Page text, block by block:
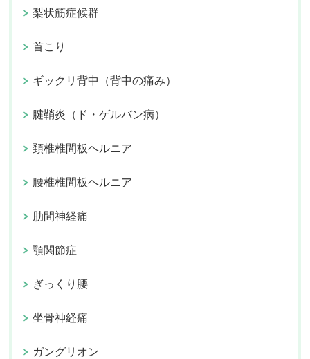
梨状筋症候群
首こり
ギックリ背中（背中の痛み）
腱鞘炎（ド・ゲルバン病）
頚椎椎間板ヘルニア
腰椎椎間板ヘルニア
肋間神経痛
顎関節症
ぎっくり腰
坐骨神経痛
ガングリオン